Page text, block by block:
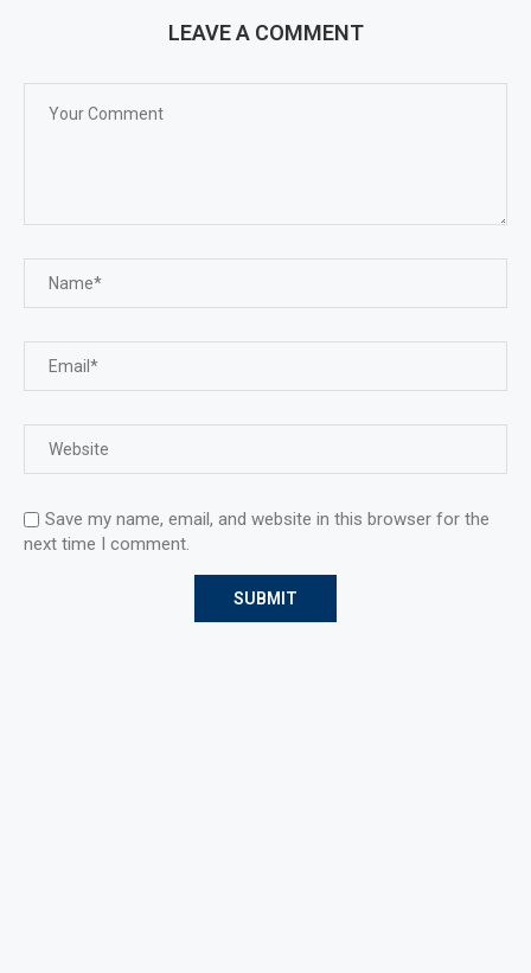
LEAVE A COMMENT
Save my name, email, and website in this browser for the
next time I comment.